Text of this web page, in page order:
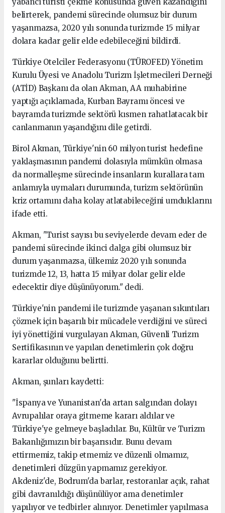
belirterek, pandemi sürecinde olumsuz bir durum
yaşanmazsa, 2020 yılı sonunda turizmde 15 milyar
dolara kadar gelir elde edebileceğini bildirdi.
Türkiye Otelciler Federasyonu (TÜROFED) Yönetim
Kurulu Üyesi ve Anadolu Turizm İşletmecileri Derneği
(ATİD) Başkanı da olan Akman, AA muhabirine
yaptığı açıklamada, Kurban Bayramı öncesi ve
bayramda turizmde sektörü kısmen rahatlatacak bir
canlanmanın yaşandığını dile getirdi.
Birol Akman, Türkiye'nin 60 milyon turist hedefine
yaklaşmasının pandemi dolasıyla mümkün olmasa
da normalleşme sürecinde insanların kurallara tam
anlamıyla uymaları durumunda, turizm sektörünün
kriz ortamını daha kolay atlatabileceğini umduklarını
ifade etti.
Akman, "Turist sayısı bu seviyelerde devam eder de
pandemi sürecinde ikinci dalga gibi olumsuz bir
durum yaşanmazsa, ülkemiz 2020 yılı sonunda
turizmde 12, 13, hatta 15 milyar dolar gelir elde
edecektir diye düşünüyorum." dedi.
Türkiye'nin pandemi ile turizmde yaşanan sıkıntıları
çözmek için başarılı bir mücadele verdiğini ve süreci
iyi yönettiğini vurgulayan Akman, Güvenli Turizm
Sertifikasının ve yapılan denetimlerin çok doğru
kararlar olduğunu belirtti.
Akman, şunları kaydetti:
"İspanya ve Yunanistan'da artan salgından dolayı
Avrupalılar oraya gitmeme kararı aldılar ve
Türkiye'ye gelmeye başladılar. Bu, Kültür ve Turizm
Bakanlığımızın bir başarısıdır. Bunu devam
ettirmemiz, takip etmemiz ve düzenli olmamız,
denetimleri düzgün yapmamız gerekiyor.
Akdeniz'de, Bodrum'da barlar, restoranlar açık, rahat
gibi davranıldığı düşünülüyor ama denetimler
yapılıyor ve tedbirler alınıyor. Denetimler yapılmasa